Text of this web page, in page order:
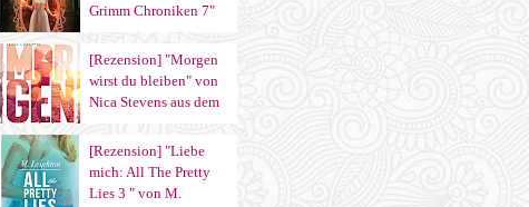
Grimm Chroniken 7"
von Maya Shepherd
aus dem Sternensand
Verlag
[Rezension] "Morgen
wirst du bleiben" von
Nica Stevens aus dem
[Rezension] "Liebe
mich: All The Pretty
Lies 3 " von M.